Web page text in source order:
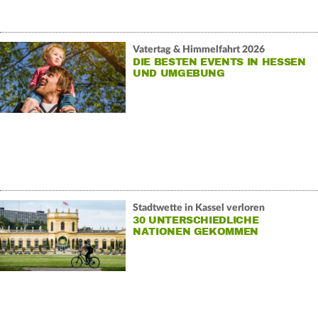
Vatertag & Himmelfahrt 2026
DIE BESTEN EVENTS IN HESSEN
UND UMGEBUNG
Stadtwette in Kassel verloren
30 UNTERSCHIEDLICHE
NATIONEN GEKOMMEN